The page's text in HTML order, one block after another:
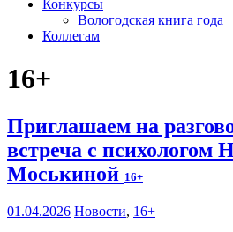
Конкурсы
Вологодская книга года
Коллегам
16+
Приглашаем на
встреча с психологом
Моськиной 16+
01.04.2026 Новости, 16+